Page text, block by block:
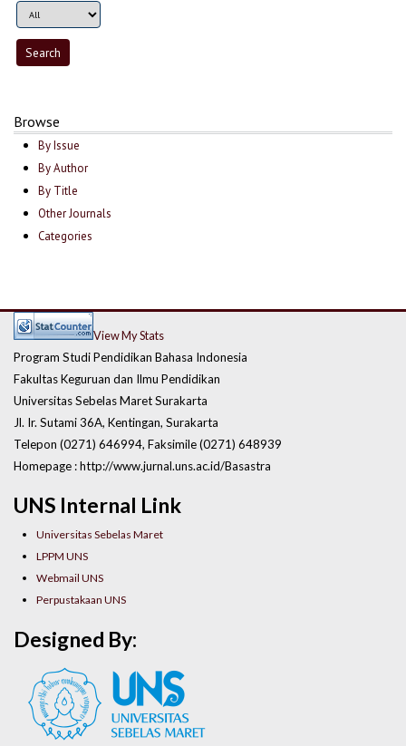
Browse
By Issue
By Author
By Title
Other Journals
Categories
UNS Internal Link
Universitas Sebelas Maret
LPPM UNS
Webmail UNS
Perpustakaan UNS
View My Stats
Program Studi Pendidikan Bahasa Indonesia
Fakultas Keguruan dan Ilmu Pendidikan
Universitas Sebelas Maret Surakarta
Jl. Ir. Sutami 36A, Kentingan, Surakarta
Telepon (0271) 646994, Faksimile (0271) 648939
Homepage : http://www.jurnal.uns.ac.id/Basastra
Designed By: